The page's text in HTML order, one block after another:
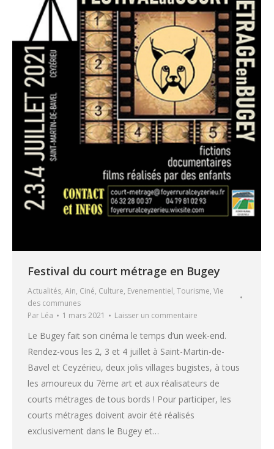
Festival du court métrage en Bugey
Actualités, Ain, Ciné, Culture, Evenementiel, Tourisme, Vie
des communes
Par Léa 1 mars 2021 Laisser un commentaire
Le Bugey fait son cinéma le temps d’un week-end.
Rendez-vous les 2, 3 et 4 juillet à Saint-Martin-de-
Bavel et Ceyzérieu, deux jolis villages bugistes, à tous
les amoureux du 7ème art et aux réalisateurs de
courts métrages de tous bords ! Pour participer, les
courts métrages doivent avoir été réalisés
exclusivement dans le Bugey et…